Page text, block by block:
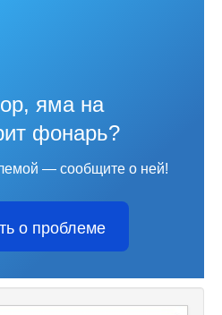
яма на
фонарь?
— сообщите о ней!
о проблеме